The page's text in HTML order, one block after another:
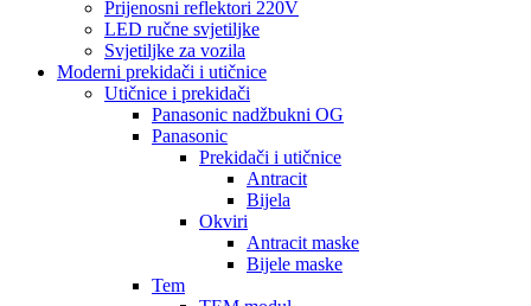
Prijenosni reflektori 220V
LED ručne svjetiljke
Svjetiljke za vozila
Moderni prekidači i utičnice
Utičnice i prekidači
Panasonic nadžbukni OG
Panasonic
Prekidači i utičnice
Antracit
Bijela
Okviri
Antracit maske
Bijele maske
Tem